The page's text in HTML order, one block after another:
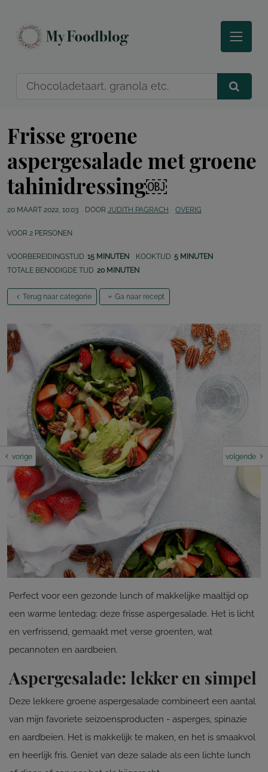
Frisse groene
aspergesalade met groene
tahinidressing￼
20 MAART 2022, 10:03 DOOR JUDITH PAGRACH OVERIG
VOOR 2 PERSONEN
VOORBEREIDINGSTIJD 15 MINUTEN KOOKTIJD 5 MINUTEN
TOTALE BENODIGDE TIJD 20 MINUTEN
Terug naar categorie Ga naar recept
vorige volgende
Perfect voor een gezonde lunch of makkelijke maaltijd op
een warme lentedag: deze frisse aspergesalade. Het is licht
en verfrissend, gemaakt met verse groenten, wat
pecannoten en aardbeien.
Aspergesalade: lekker en simpel
Deze lekkere groene aspergesalade combineert een aantal
van mijn favoriete seizoensproducten - asperges, spinazie
en aardbeien. Het is makkelijk te maken, en het is smaakvol
en heerlijk fris. Geniet van deze salade als een lichte lunch